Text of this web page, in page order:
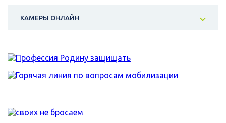
КАМЕРЫ ОНЛАЙН